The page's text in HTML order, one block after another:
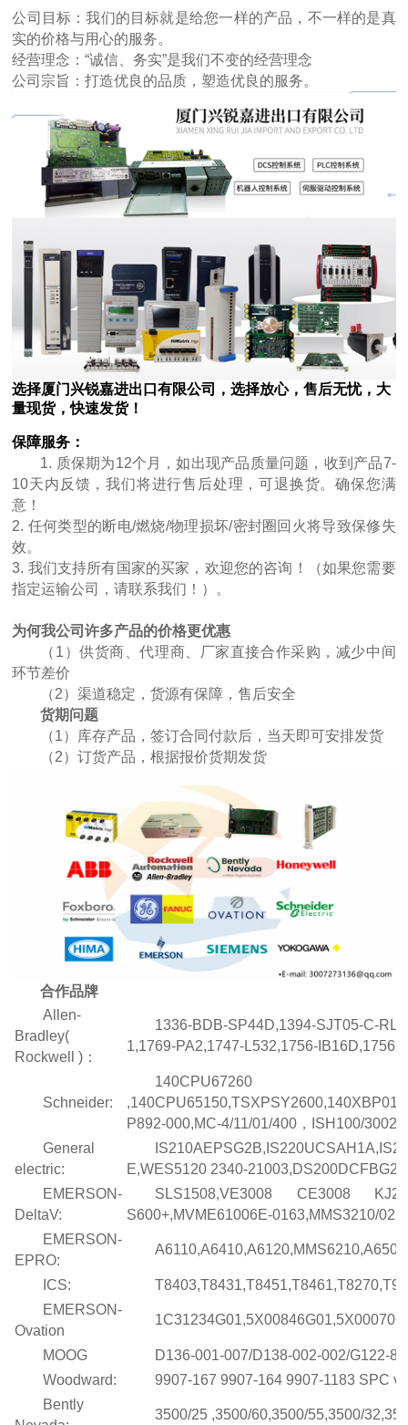
公司目标：我们的目标就是给您一样的产品，不一样的是真
实的价格与用心的服务。
经营理念：“诚信、务实”是我们不变的经营理念
公司宗旨：打造优良的品质，塑造优良的服务。
选择厦门兴锐嘉进出口有限公司，选择放心，售后无忧，大
量现货，快速发货！
保障服务：
1. 质保期为12个月，如出现产品质量问题，收到产品7-
10天内反馈，我们将进行售后处理，可退换货。确保您满
意！
2. 任何类型的断电/燃烧/物理损坏/密封圈回火将导致保修失
效。
3. 我们支持所有国家的买家，欢迎您的咨询！（如果您需要
指定运输公司，请联系我们！）。
为何我公司许多产品的价格更优惠
（1）供货商、代理商、厂家直接合作采购，减少中间
环节差价
（2）渠道稳定，货源有保障，售后安全
货期问题
（1）库存产品，签订合同付款后，当天即可安排发货
（2）订货产品，根据报价货期发货
合作品牌
​Allen-
Bradley(
Rockwell )：
1336-BDB-SP44D,1394-SJT05-C-
1,1769-PA2,1747-L532,1756-IB16D,1756-
Schneider:
140CPU67260
P892-000,MC-4/11/01/400，ISH100/
General
electric:
E,WES5120 2340-
EMERSON-
DeltaV:
SLS1508,VE3008 CE3008
S600+,MVME61006E-0163,MMS3210/
EMERSON-
EPRO:
ICS:
EMERSON-
Ovation
MOOG
D136-001-007/D138-002-002/G122-
Woodward:
9907-167 9907-164 9907-1183 SPC
Bently
3500/25 ,3500/60,3500/55,3500/